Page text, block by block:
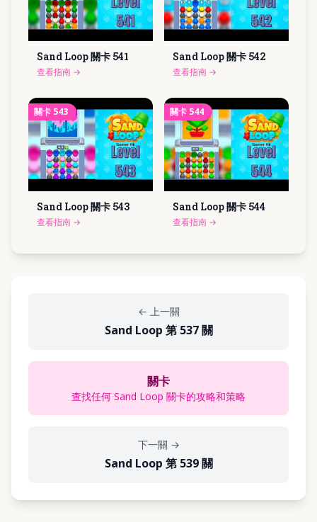
Sand Loop 關卡 541
查看指南 →
Sand Loop 關卡 542
查看指南 →
關卡 543
Sand Loop 關卡 543
查看指南 →
關卡 544
Sand Loop 關卡 544
查看指南 →
← 上一關
Sand Loop 第 537 關
關卡
查找任何 Sand Loop 關卡的攻略和策略
下一關 →
Sand Loop 第 539 關